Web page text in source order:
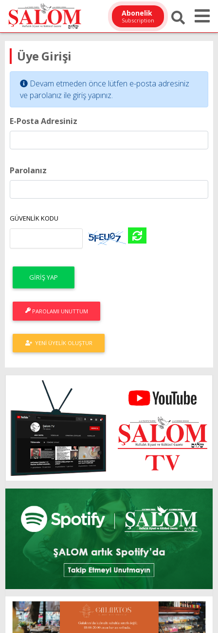
Abonelik
Subscription
Üye Girişi
Devam etmeden önce lütfen e-posta adresiniz
ve parolanız ile giriş yapınız.
E-Posta Adresiniz
Parolanız
GÜVENLİK KODU
PAROLAMI UNUTTUM
YENI ÜYELIK OLUŞTUR